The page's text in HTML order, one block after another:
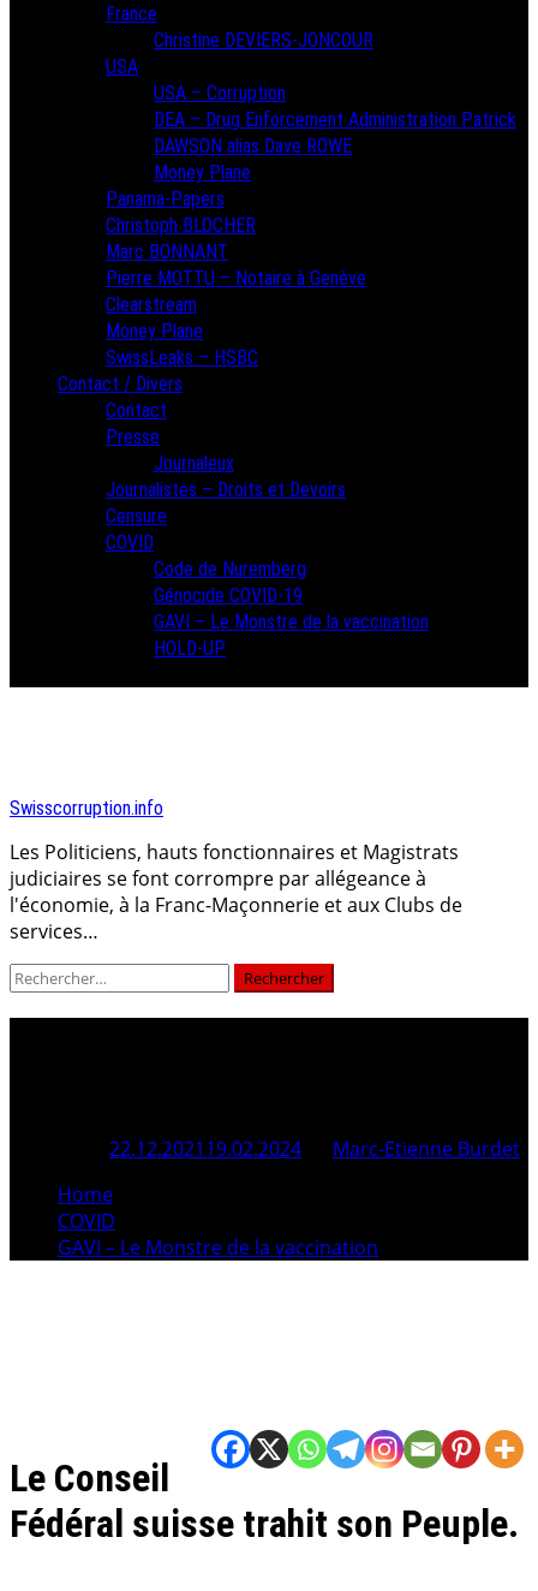
France
Christine DEVIERS-JONCOUR
USA
USA – Corruption
DEA – Drug Enforcement Administration Patrick
DAWSON alias Dave ROWE
Money Plane
Panama-Papers
Christoph BLOCHER
Marc BONNANT
Pierre MOTTU – Notaire à Genève
Clearstream
Money Plane
SwissLeaks – HSBC
Contact / Divers
Contact
Presse
Journaleux
Journalistes – Droits et Devoirs
Censure
COVID
Code de Nuremberg
Génocide COVID-19
GAVI – Le Monstre de la vaccination
HOLD-UP
Swisscorruption.info
Les Politiciens, hauts fonctionnaires et Magistrats
judiciaires se font corrompre par allégeance à
l'économie, à la Franc-Maçonnerie et aux Clubs de
services…
Rechercher :
22.12.202119.02.2024
Marc-Etienne Burdet
Home
COVID
GAVI – Le Monstre de la vaccination
Le Conseil
Fédéral suisse trahit son Peuple.